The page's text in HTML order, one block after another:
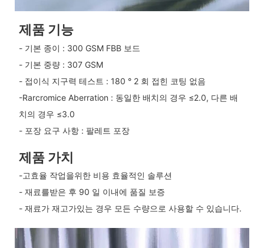
제품 기능
- 기본 종이 : 300 GSM FBB 보드
- 기본 중량 : 307 GSM
- 접이식 지구력 테스트 : 180 ° 2 회 접힌 코팅 없음
-Rarcromice Aberration : 동일한 배치의 경우 ≤2.0, 다른 배
치의 경우 ≤3.0
- 포장 요구 사항 : 팔레트 포장
제품 가치
-고효율 작업을위한 비용 효율적인 솔루션
- 재료를받은 후 90 일 이내에 품질 보증
- 재료가 재고가있는 경우 모든 수량으로 사용할 수 있습니다.